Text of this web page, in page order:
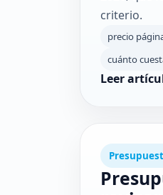
criterio.
precio
cuánto
Leer